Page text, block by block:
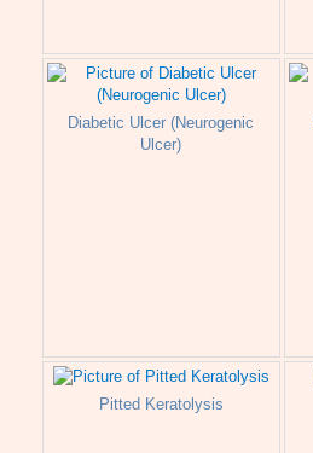
Diabetic Ulcer (Neurogenic
Ulcer)
Pitted Keratolysis